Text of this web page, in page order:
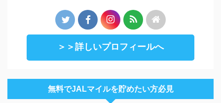
＞＞詳しいプロフィールへ
無料でJALマイルを貯めたい方必見